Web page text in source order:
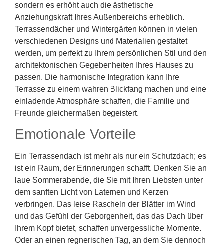
sondern es erhöht auch die ästhetische
Anziehungskraft Ihres Außenbereichs erheblich.
Terrassendächer und Wintergärten können in vielen
verschiedenen Designs und Materialien gestaltet
werden, um perfekt zu Ihrem persönlichen Stil und den
architektonischen Gegebenheiten Ihres Hauses zu
passen. Die harmonische Integration kann Ihre
Terrasse zu einem wahren Blickfang machen und eine
einladende Atmosphäre schaffen, die Familie und
Freunde gleichermaßen begeistert.
Emotionale Vorteile
Ein Terrassendach ist mehr als nur ein Schutzdach; es
ist ein Raum, der Erinnerungen schafft. Denken Sie an
laue Sommerabende, die Sie mit Ihren Liebsten unter
dem sanften Licht von Laternen und Kerzen
verbringen. Das leise Rascheln der Blätter im Wind
und das Gefühl der Geborgenheit, das das Dach über
Ihrem Kopf bietet, schaffen unvergessliche Momente.
Oder an einen regnerischen Tag, an dem Sie dennoch